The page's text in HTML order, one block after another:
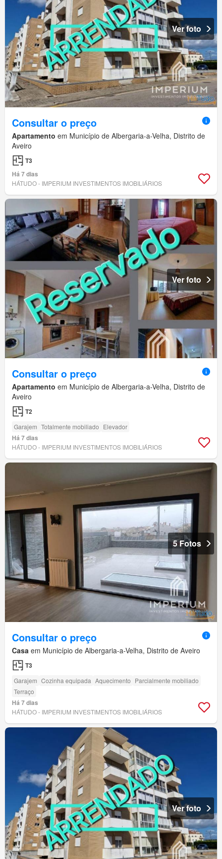
Ver foto
Consultar o preço
Apartamento em Município de Albergaria-a-Velha, Distrito de
Aveiro
T3
Há 7 dias
HÁTUDO - IMPERIUM INVESTIMENTOS IMOBILIÁRIOS
Ver foto
Consultar o preço
Apartamento em Município de Albergaria-a-Velha, Distrito de
Aveiro
T2
Garajem Totalmente mobiliado Elevador
Há 7 dias
HÁTUDO - IMPERIUM INVESTIMENTOS IMOBILIÁRIOS
5 Fotos
Consultar o preço
Casa em Município de Albergaria-a-Velha, Distrito de Aveiro
T3
Garajem Cozinha equipada Aquecimento Parcialmente mobiliado
Terraço
Há 7 dias
HÁTUDO - IMPERIUM INVESTIMENTOS IMOBILIÁRIOS
Ver foto